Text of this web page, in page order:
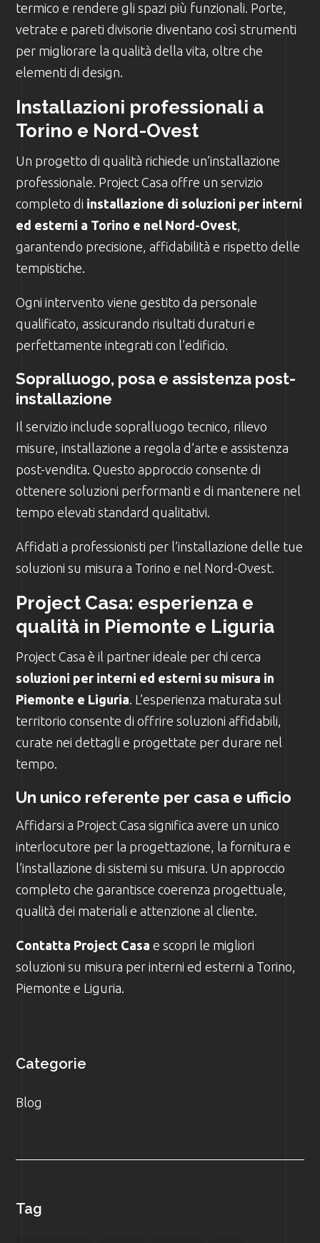
termico e rendere gli spazi più funzionali. Porte,
vetrate e pareti divisorie diventano così strumenti
per migliorare la qualità della vita, oltre che
elementi di design.
Installazioni professionali a
Torino e Nord-Ovest
Un progetto di qualità richiede un’installazione
professionale. Project Casa offre un servizio
completo di installazione di soluzioni per interni
ed esterni a Torino e nel Nord-Ovest
garantendo precisione, affidabilità e rispetto delle
tempistiche.
Ogni intervento viene gestito da personale
qualificato, assicurando risultati duraturi e
perfettamente integrati con l’edificio.
Sopralluogo, posa e assistenza post-
installazione
Il servizio include sopralluogo tecnico, rilievo
misure, installazione a regola d’arte e assistenza
post-vendita. Questo approccio consente di
ottenere soluzioni performanti e di mantenere nel
tempo elevati standard qualitativi.
Affidati a professionisti per l’installazione delle tue
soluzioni su misura a Torino e nel Nord-Ovest.
Project Casa: esperienza e
qualità in Piemonte e Liguria
Project Casa è il partner ideale per chi cerca
soluzioni per interni ed esterni su misura in
Piemonte e Liguria . L’esperienza maturata sul
territorio consente di offrire soluzioni affidabili,
curate nei dettagli e progettate per durare nel
tempo.
Un unico referente per casa e ufficio
Affidarsi a Project Casa significa avere un unico
interlocutore per la progettazione, la fornitura e
l’installazione di sistemi su misura. Un approccio
completo che garantisce coerenza progettuale,
qualità dei materiali e attenzione al cliente.
Contatta Project Casa e scopri le migliori
soluzioni su misura per interni ed esterni a Torino,
Piemonte e Liguria.
Categorie
Blog
Tag